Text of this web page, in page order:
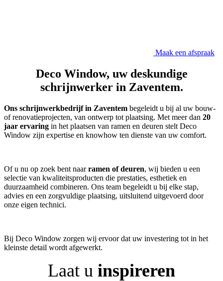
Maak een afspraak
Deco Window, uw deskundige
schrijnwerker in Zaventem.
Ons schrijnwerkbedrijf in Zaventem begeleidt u bij al uw bouw-
of renovatieprojecten, van ontwerp tot plaatsing. Met meer dan 20
jaar ervaring in het plaatsen van ramen en deuren stelt Deco
Window zijn expertise en knowhow ten dienste van uw comfort.
Of u nu op zoek bent naarramen of deuren, wij bieden u een
selectie van kwaliteitsproducten die prestaties, esthetiek en
duurzaamheid combineren. Ons team begeleidt u bij elke stap,
advies en een zorgvuldige plaatsing, uitsluitend uitgevoerd door
onze eigen technici.
Bij Deco Window zorgen wij ervoor dat uw investering tot in het
kleinste detail wordt afgewerkt.
Laat u inspireren